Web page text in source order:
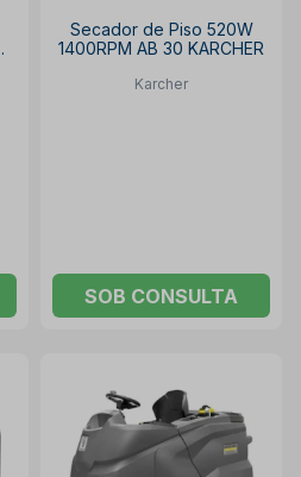
Secador de Piso 520W
1400RPM AB 30 KARCHER
Karcher
SOB CONSULTA